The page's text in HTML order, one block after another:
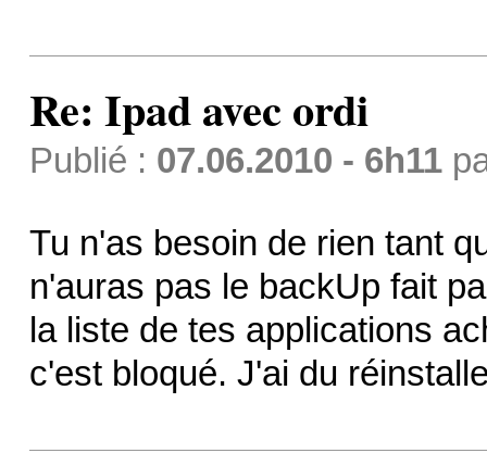
Re: Ipad avec ordi
Publié : 07.06.2010 - 6h11
Tu n'as besoin de rien tant
n'auras pas le backUp fait
la liste de tes applications
c'est bloqué. J'ai du